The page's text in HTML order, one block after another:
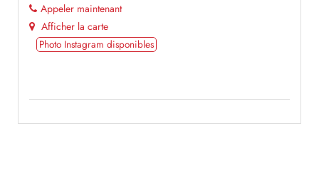
Appeler maintenant
Afficher la carte
Photo Instagram disponibles